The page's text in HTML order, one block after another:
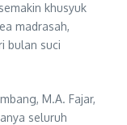
khusyuk
madrasah,
bulan suci
M.A. Fajar,
seluruh